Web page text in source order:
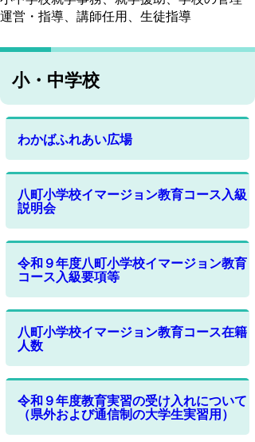
運営・指導、講師任用、生徒指導
小・中学校
わかばふれあい広場
八町小学校イマージョン教育コース入級
説明会
令和９年度八町小学校イマージョン教育
コース入級要項等
八町小学校イマージョン教育コース在籍
人数
令和９年度教育実習の受け入れについて
（県外および通信制の大学生実習用）